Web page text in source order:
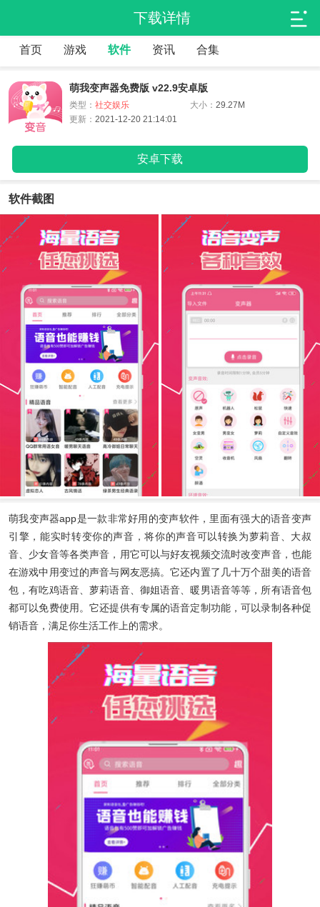
下载详情
首页 游戏 软件 资讯 合集
萌我变声器免费版 v22.9安卓版
类型： 社交娱乐 大小：29.27M
更新： 2021-12-20 21:14:01
安卓下载
软件截图
萌我变声器app是一款非常好用的变声软件，里面有强大的语音变声
引擎，能实时转变你的声音，将你的声音可以转换为萝莉音、大叔
音、少女音等各类声音，用它可以与好友视频交流时改变声音，也能
在游戏中用变过的声音与网友恶搞。它还内置了几十万个甜美的语音
包，有吃鸡语音、萝莉语音、御姐语音、暖男语音等等，所有语音包
都可以免费使用。它还提供有专属的语音定制功能，可以录制各种促
销语音，满足你生活工作上的需求。